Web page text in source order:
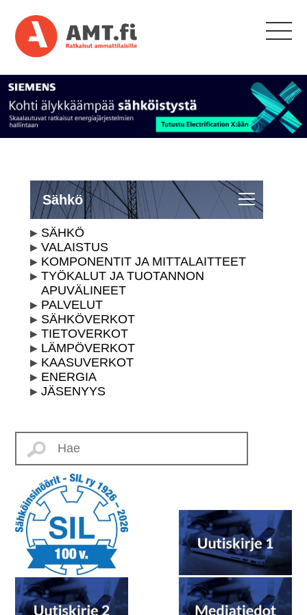
Sähkö
SÄHKÖ
VALAISTUS
KOMPONENTIT JA MITTALAITTEET
TYÖKALUT JA TUOTANNON
APUVÄLINEET
PALVELUT
SÄHKÖVERKOT
TIETOVERKOT
LÄMPÖVERKOT
KAASUVERKOT
ENERGIA
JÄSENYYS